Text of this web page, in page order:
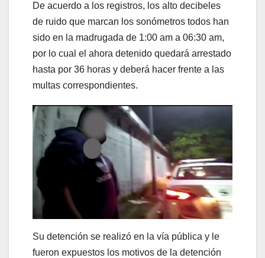
De acuerdo a los registros, los alto decibeles
de ruido que marcan los sonómetros todos han
sido en la madrugada de 1:00 am a 06:30 am,
por lo cual el ahora detenido quedará arrestado
hasta por 36 horas y deberá hacer frente a las
multas correspondientes.
Su detención se realizó en la vía pública y le
fueron expuestos los motivos de la detención